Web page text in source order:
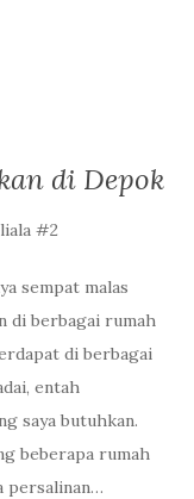
di Depok
#2
sempat malas
di berbagai rumah
di berbagai
entah
saya butuhkan.
beberapa rumah
persalinan…